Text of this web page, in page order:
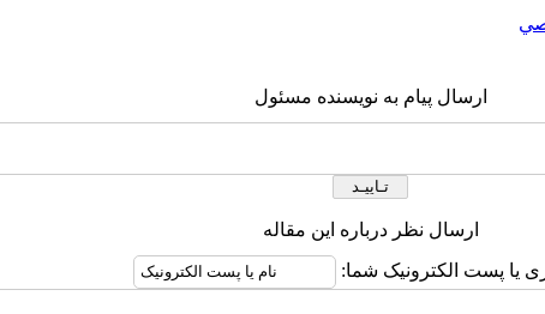
ارسال پیام به نویسنده مسئول
ارسال نظر درباره این مقاله
یا پست الکترونیک شما: